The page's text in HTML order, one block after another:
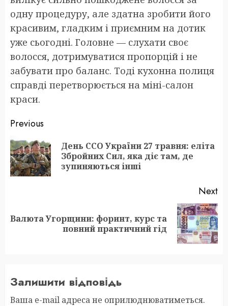
одну процедуру, але здатна зробити його
красивим, гладким і приємним на дотик
уже сьогодні. Головне — слухати своє
волосся, дотримуватися пропорцій і не
забувати про баланс. Тоді кухонна полиця
справді перетворюється на міні-салон
краси.
Post
navigation
Previous
День ССО України 27 травня: еліта
Збройних Сил, яка діє там, де
зупиняються інші
Next
Next
Валюта Угорщини: форинт, курс та
повний практичний гід
Залишити відповідь
Ваша e-mail адреса не оприлюднюватиметься.